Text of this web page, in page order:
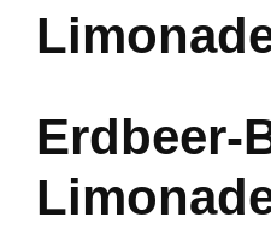
Erdbeer-